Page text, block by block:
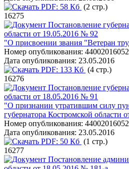
PDF: 58 Кб (2 стр.)
16275
Постановление
области от 19.05.2016 № 92
"О присвоении звания "Ветеран
Номер опубликования:
Дата опубликования: 23.05.2016
PDF: 133 Кб (4 стр.)
16276
Постановление
области от 18.05.2016 № 91
"О признании утратившим силу
губернатора Костромской области
Номер опубликования:
Дата опубликования: 23.05.2016
PDF: 50 Кб (1 стр.)
16277
Постановление